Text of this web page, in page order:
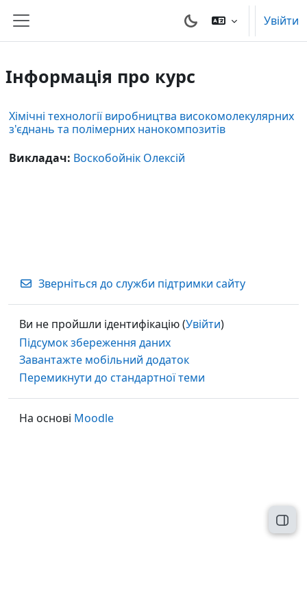
Бокова панель
Увійти
Інформація про курс
Хімічні технології виробництва високомолекулярних
з'єднань та полімерних нанокомпозитів
Викладач: Воскобойнік Олексій
Зверніться до служби підтримки сайту
Ви не пройшли ідентифікацію (Увійти)
Підсумок збереження даних
Завантажте мобільний додаток
Перемикнути до стандартної теми
На основі Moodle